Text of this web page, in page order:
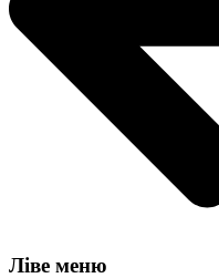
Ліве меню